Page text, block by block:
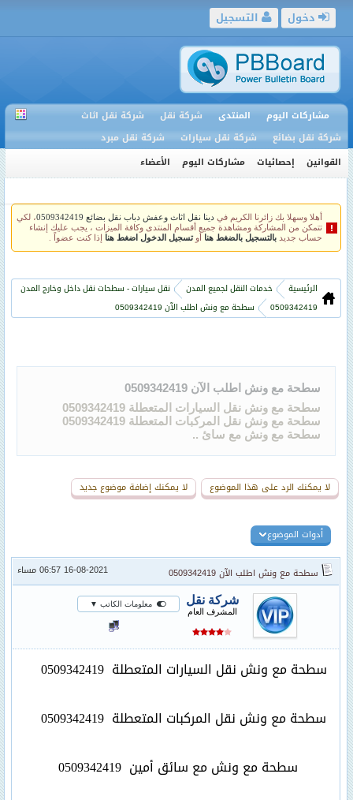
التسجيل دخول
مشاركات اليوم المنتدى شركة نقل
شركة نقل اثاث
شركة نقل بضائع
شركة نقل سيارات
شركة نقل مبرد
القوانين
إحصائيات مشاركات اليوم الأعضاء
أهلا وسهلا بك زائرنا الكريم فيدينا نقل اثاث وعفش دباب نقل بضائع 0509342419
، لكي
تتمكن من المشاركة ومشاهدة جميع أقسام المنتدى وكافة الميزات ، يجب عليك إنشاء
حساب جديدبالتسجيل بالضغط هنا أوتسجيل الدخول اضغط هنا إذا كنت عضواً .
الرئيسية خدمات النقل لجميع المدن
نقل سيارات - سطحات نقل داخل وخارج المدن
0509342419
سطحة مع ونش اطلب الآن 0509342419
سطحة مع ونش اطلب الآن 0509342419
سطحة مع ونش نقل السيارات المتعطلة 0509342419
سطحة مع ونش نقل المركبات المتعطلة 0509342419
سطحة مع ونش مع سائ ..
لا يمكنك الرد على هذا الموضوع لا يمكنك إضافة موضوع جديد
أدوات الموضوع
سطحة مع ونش اطلب الآن 0509342419 16-08-2021 06:57 مساء
شركة نقل
المشرف العام
معلومات الكاتب ▼
سطحة مع ونش نقل السيارات المتعطلة0509342419
سطحة مع ونش نقل المركبات المتعطلة 0509342419
سطحة مع ونش مع سائق أمين0509342419